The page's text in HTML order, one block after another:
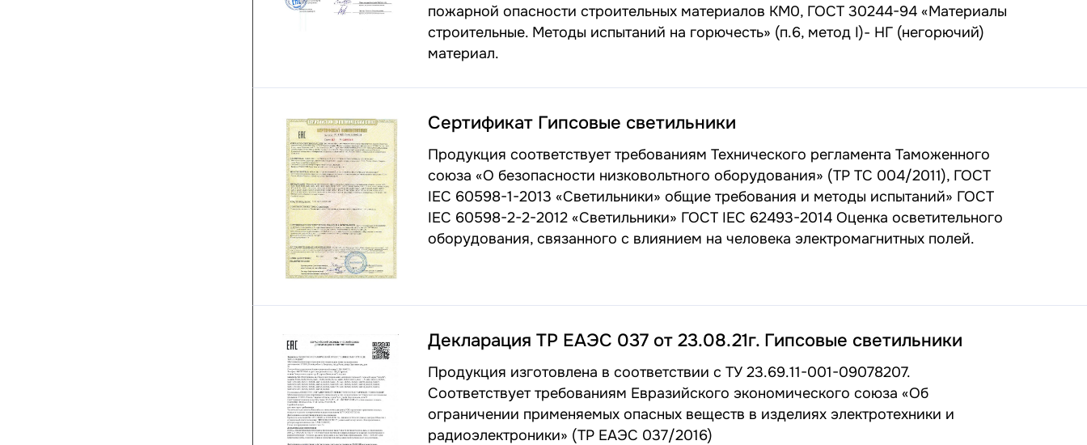
пожарной опасности строительных материалов КМ0, ГОСТ 30244-94 «Материалы
строительные. Методы испытаний на горючесть» (п.6, метод I)- НГ (негорючий)
материал.
Сертификат Гипсовые светильники
Продукция соответствует требованиям Технического регламента Таможенного
союза «О безопасности низковольтного оборудования» (ТР ТС 004/2011), ГОСТ
IEC 60598-1-2013 «Светильники» общие требования и методы испытаний» ГОСТ
IEC 60598-2-2-2012 «Светильники» ГОСТ IEC 62493-2014 Оценка осветительного
оборудования, связанного с влиянием на человека электромагнитных полей.
Декларация ТР ЕАЭС 037 от 23.08.21г. Гипсовые светильники
Продукция изготовлена в соответствии с ТУ 23.69.11-001-09078207.
Соответствует требованиям Евразийского экономического союза «Об
ограничении применяемых опасных веществ в изделиях электротехники и
радиоэлектроники» (ТР ЕАЭС 037/2016)